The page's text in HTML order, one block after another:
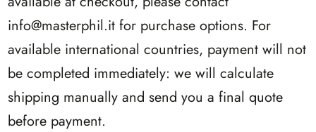
info@masterphil.it for purchase options. For
available international countries, payment will not
be completed immediately: we will calculate
shipping manually and send you a final quote
before payment.